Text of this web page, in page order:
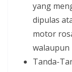
yang
dipulas
motor
walaupun
Tanda-